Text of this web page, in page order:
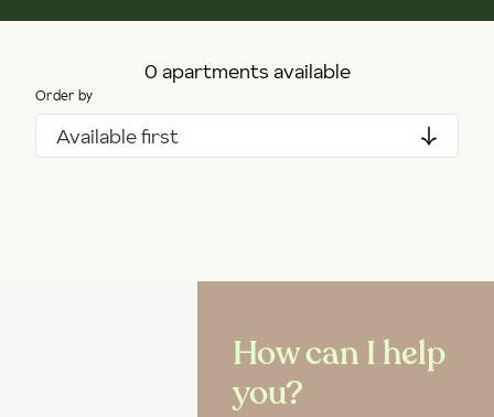
0 apartments available
Order by
Available first
How can I help
you?